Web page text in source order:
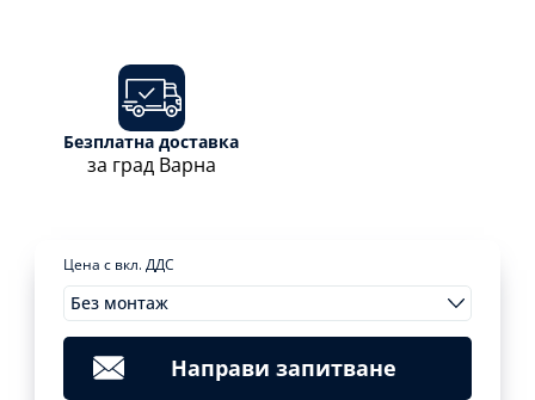
Цена с вкл. ДДС
Без монтаж
МонтажиClear
Дефлектор
за
климатик
quantity
Add
Направи запитване
Безплатна доставка
за град Варна